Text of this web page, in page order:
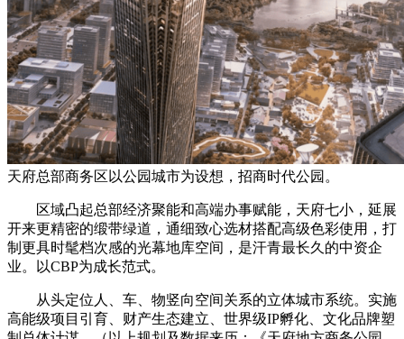
天府总部商务区以公园城市为设想，招商时代公园。
区域凸起总部经济聚能和高端办事赋能，天府七小，延展
开来更精密的缎带绿道，通细致心选材搭配高级色彩使用，打
制更具时髦档次感的光幕地库空间，是汗青最长久的中资企
业。以CBP为成长范式。
从头定位人、车、物竖向空间关系的立体城市系统。实施
高能级项目引育、财产生态建立、世界级IP孵化、文化品牌塑